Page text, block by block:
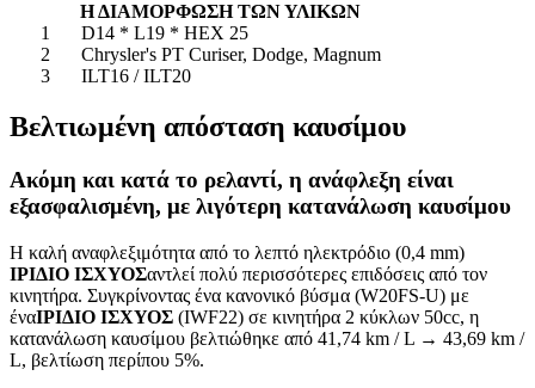
Η ΔΙΑΜΟΡΦΩΣΗ ΤΩΝ ΥΛΙΚΩΝ
1
D14 * L19 * HEX 25
2
Chrysler's PT Curiser, Dodge, Magnum
3
ILT16 / ILT20
Βελτιωμένη απόσταση καυσίμου
Ακόμη και κατά το ρελαντί, η ανάφλεξη είναι
εξασφαλισμένη, με λιγότερη κατανάλωση καυσίμου
Η καλή αναφλεξιμότητα από το λεπτό ηλεκτρόδιο (0,4 mm)
ΙΡΙΔΙΟ ΙΣΧΥΟΣαντλεί πολύ περισσότερες επιδόσεις από τον
κινητήρα. Συγκρίνοντας ένα κανονικό βύσμα (W20FS-U) με
έναΙΡΙΔΙΟ ΙΣΧΥΟΣ (IWF22) σε κινητήρα 2 κύκλων 50cc, η
κατανάλωση καυσίμου βελτιώθηκε από 41,74 km / L → 43,69 km /
L, βελτίωση περίπου 5%.